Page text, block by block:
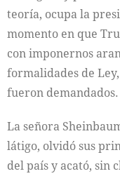
teoría, ocupa la
momento en que
con imponernos
formalidades de
fueron demandados.
La señora
látigo, olvidó sus
del país y acató, sin